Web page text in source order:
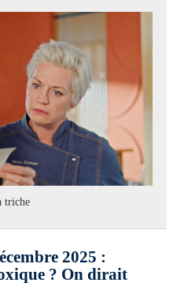
triche
2025 :
? On dirait